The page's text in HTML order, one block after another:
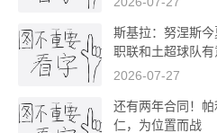
斯基拉：努涅斯
职联和土超球队有
2026-07-27
还有两年合同！
仁，为位置而战